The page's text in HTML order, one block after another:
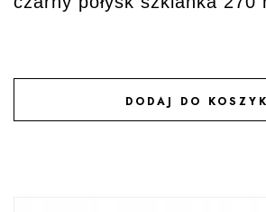
DODAJ DO
DODAJ DO